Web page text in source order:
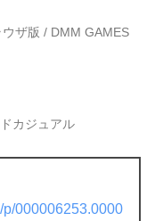
ザ版 / DMM GAMES
カジュアル
p/000006253.0000